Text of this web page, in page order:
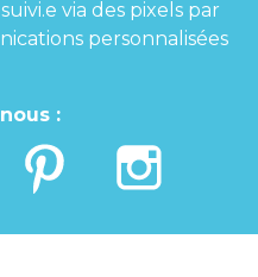
via des pixels par
personnalisées
: